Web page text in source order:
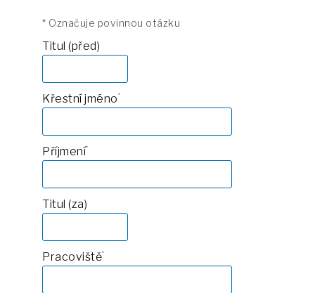
* Označuje povinnou otázku
Titul (před)
Křestní jméno
Příjmení
Titul (za)
Pracoviště